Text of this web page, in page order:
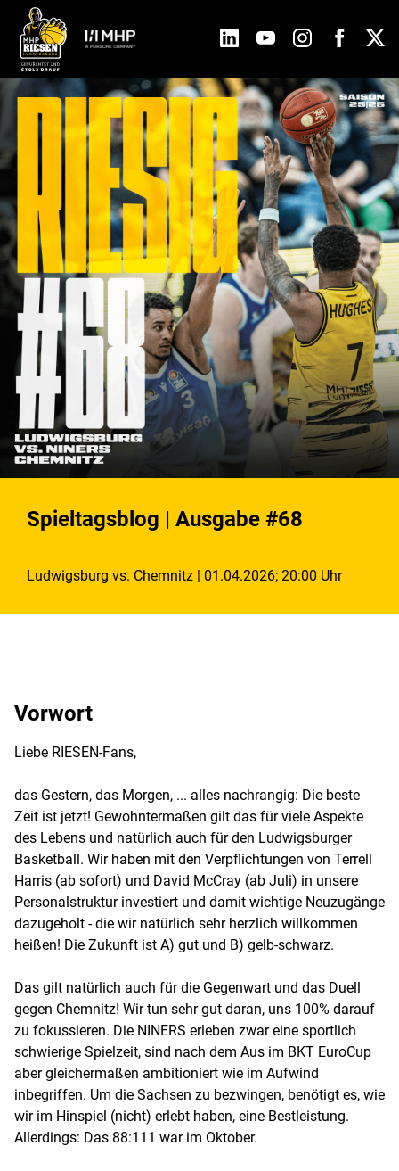
Spieltagsblog | Ausgabe #68
Ludwigsburg vs. Chemnitz | 01.04.2026; 20:00 Uhr
Vorwort
Liebe RIESEN-Fans,
das Gestern, das Morgen, ... alles nachrangig: Die beste
Zeit ist jetzt! Gewohntermaßen gilt das für viele Aspekte
des Lebens und natürlich auch für den Ludwigsburger
Basketball. Wir haben mit den Verpflichtungen von Terrell
Harris (ab sofort) und David McCray (ab Juli) in unsere
Personalstruktur investiert und damit wichtige Neuzugänge
dazugeholt - die wir natürlich sehr herzlich willkommen
heißen! Die Zukunft ist A) gut und B) gelb-schwarz.
Das gilt natürlich auch für die Gegenwart und das Duell
gegen Chemnitz! Wir tun sehr gut daran, uns 100% darauf
zu fokussieren. Die NINERS erleben zwar eine sportlich
schwierige Spielzeit, sind nach dem Aus im BKT EuroCup
aber gleichermaßen ambitioniert wie im Aufwind
inbegriffen. Um die Sachsen zu bezwingen, benötigt es, wie
wir im Hinspiel (nicht) erlebt haben, eine Bestleistung.
Allerdings: Das 88:111 war im Oktober.